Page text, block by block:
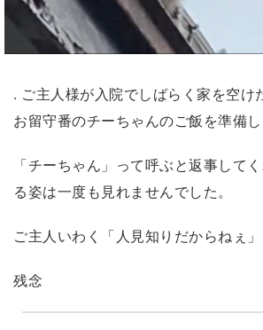
. ご主人様が入院でしばらく家を空け
お留守番のチーちゃんのご飯を準備し
「チーちゃん」って呼ぶと返事して
る姿は一度も見れませんでした。
ご主人いわく「人見知りだからねぇ」
残念